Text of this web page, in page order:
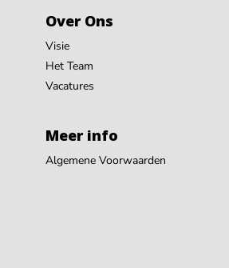
Over Ons
Visie
Het Team
Vacatures
Meer info
Algemene Voorwaarden